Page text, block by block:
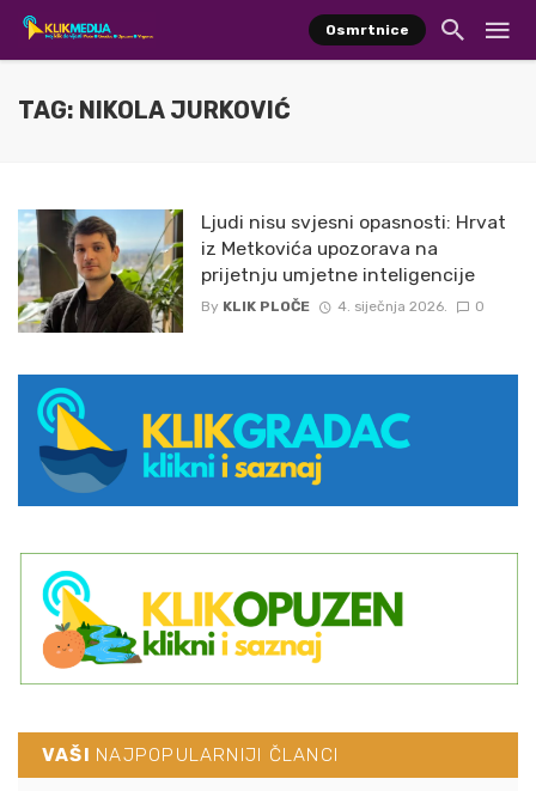
Osmrtnice
TAG: NIKOLA JURKOVIĆ
Ljudi nisu svjesni opasnosti: Hrvat
iz Metkovića upozorava na
prijetnju umjetne inteligencije
By KLIK PLOČE 4. siječnja 2026. 0
VAŠI NAJPOPULARNIJI ČLANCI